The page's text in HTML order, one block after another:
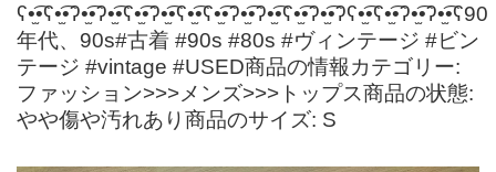
ʕ•̫͡•ʕ•̫͡•ʔ•̫͡•ʔ•̫͡•ʕ•̫͡•ʔ•̫͡•ʕ•̫͡•ʕ•̫͡•ʔ•̫͡•ʔ•̫͡•ʕ•̫͡•ʔ•̫͡•ʔʕ•̫͡•ʕ•̫͡•ʔ•̫͡•ʔ•̫͡•ʕ90
年代、90s#古着 #90s #80s #ヴィンテージ #ビン
テージ #vintage #USED商品の情報カテゴリー:
ファッション>>>メンズ>>>トップス商品の状態:
やや傷や汚れあり商品のサイズ: S